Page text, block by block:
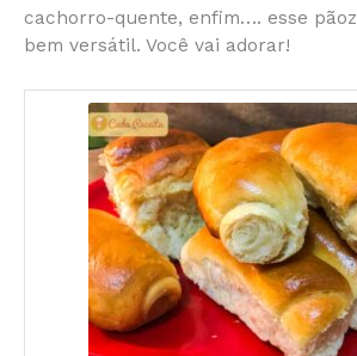
e
b
o
o
s
e
n
g
er
s
A
p
p
re
st
er l
cachorro-quente, enfim…. esse
bem versátil. Você vai adorar!